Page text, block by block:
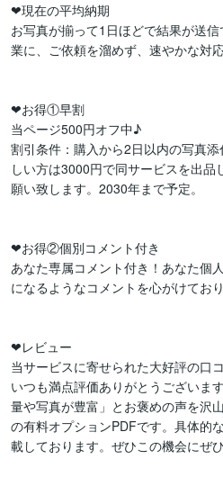
❤現在の平均納期
お写真が揃って1日ほどで結果が送
業に、ご依頼を溜めず、速やかな対
❤お得①早割
当ページ500円オフ中♪
割引条件：購入から2日以内の写真
しい方は3000円で同サービスを出
願い致します。2030年まで予定。
❤お得②個別コメント付き
あなた専属コメント付き！あなた個
になるようなコメントを心がけてお
❤レビュー
当サービスに寄せられた大好評の口
いつも満点評価ありがとうございま
量や写真が豊富」とお褒めの声を沢
の有料オプションPDFです。具体的
載しております。ぜひこの機会にぜ